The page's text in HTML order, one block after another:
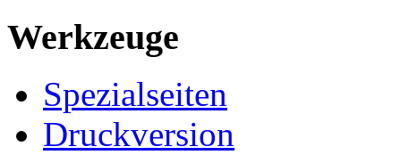
Werkzeuge
Spezialseiten
Druckversion